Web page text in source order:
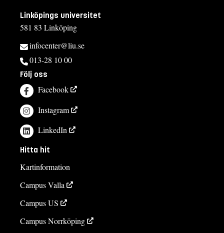
Linköpings universitet
581 83 Linköping
infocenter@liu.se
013-28 10 00
Följ oss
Facebook
Instagram
LinkedIn
Hitta hit
Kartinformation
Campus Valla
Campus US
Campus Norrköping